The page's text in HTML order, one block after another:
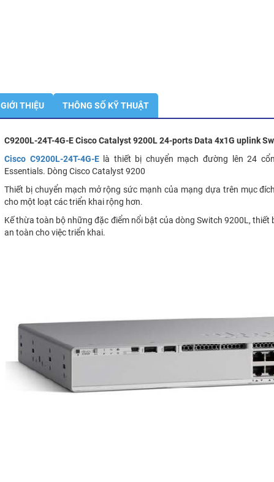
GIỚI THIỆU THÔNG SỐ KỸ THUẬT
C9200L-24T-4G-E Cisco Catalyst 9200L 24-ports Data 4x1G uplink
Cisco C9200L-24T-4G-Elà thiết bị chuyển mạch đường lên 24
Essentials. Dòng Cisco Catalyst 9200
Thiết bị chuyển mạch mở rộng sức mạnh của mạng dựa trên mục
cho một loạt các triển khai rộng hơn.
Kế thừa toàn bộ những đặc điểm nổi bật của dòng Switch 9200L, thiết
an toàn cho việc triển khai.